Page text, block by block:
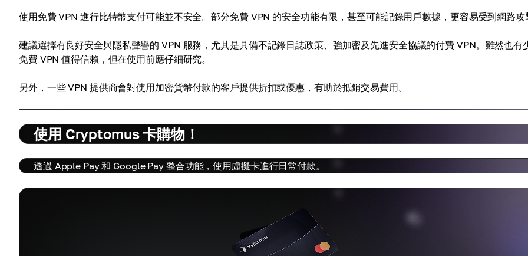
使用免費 VPN 進行比特幣支付可能並不安全。部分免費 VPN 的安全功能有限，甚至可能記錄用戶數據，更容易受到網路攻
建議選擇有良好安全與隱私聲譽的 VPN 服務，尤其是具備不記錄日誌政策、強加密及先進安全協議的付費 VPN。雖然也有
免費 VPN 值得信賴，但在使用前應仔細研究。
另外，一些 VPN 提供商會對使用加密貨幣付款的客戶提供折扣或優惠，有助於抵銷交易費用。
使用 Cryptomus 卡購物！
透過 Apple Pay 和 Google Pay 整合功能，使用虛擬卡進行日常付款。